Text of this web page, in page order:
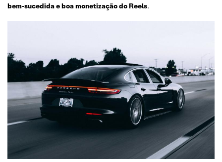
bem-sucedida e boa monetização do Reels.